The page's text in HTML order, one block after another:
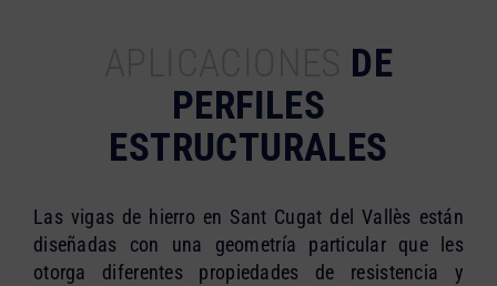
DE
PERFILES
ESTRUCTURALES
Las vigas de hierro en Sant Cugat del Vallès están
diseñadas con una geometría particular que les
otorga diferentes propiedades de resistencia y